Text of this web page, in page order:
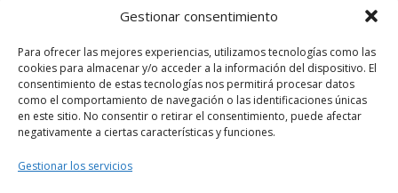
Gestionar consentimiento
Para ofrecer las mejores experiencias, utilizamos tecnologías como las
cookies para almacenar y/o acceder a la información del dispositivo. El
consentimiento de estas tecnologías nos permitirá procesar datos
como el comportamiento de navegación o las identificaciones únicas
en este sitio. No consentir o retirar el consentimiento, puede afectar
negativamente a ciertas características y funciones.
Gestionar los servicios
Tarjetas
Didácticas
Letras Números